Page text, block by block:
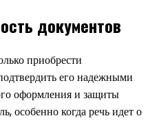
документов
приобрести
его надежными
оформления и защиты
особенно когда речь идет о